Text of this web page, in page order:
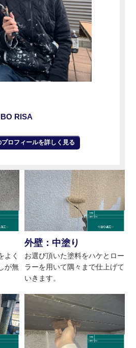
RISA
ロフィールを詳しく見る
よく
が無
外壁：中塗り
お選び頂いた塗料をハケとロー
ラーを用いて隅々まで仕上げて
いきます。